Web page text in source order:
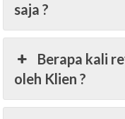
saja ?
Berapa kali
oleh Klien ?